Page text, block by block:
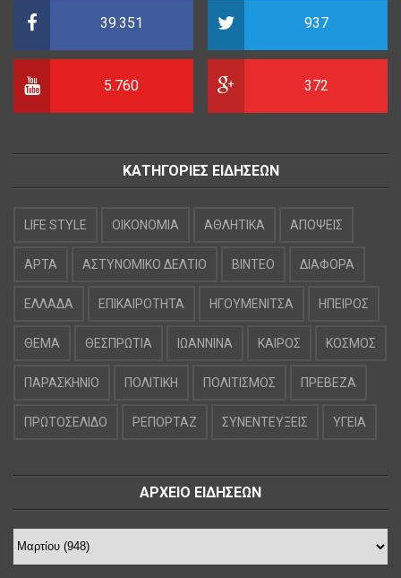
39.351 937
5.760 372
ΚΑΤΗΓΟΡΙΕΣ ΕΙΔΗΣΕΩΝ
LIFE STYLE OIKONOMIA ΑΘΛΗΤΙΚΑ ΑΠΟΨΕΙΣ
ΑΡΤΑ ΑΣΤΥΝΟΜΙΚΟ ΔΕΛΤΙΟ ΒΙΝΤΕΟ ΔΙΑΦΟΡΑ
ΕΛΛΑΔΑ ΕΠΙΚΑΙΡΟΤΗΤΑ ΗΓΟΥΜΕΝΙΤΣΑ ΗΠΕΙΡΟΣ
ΘΕΜΑ ΘΕΣΠΡΩΤΙΑ ΙΩΑΝΝΙΝΑ ΚΑΙΡΟΣ ΚΟΣΜΟΣ
ΠΑΡΑΣΚΗΝΙΟ ΠΟΛΙΤΙΚΗ ΠΟΛΙΤΙΣΜΟΣ ΠΡΕΒΕΖΑ
ΠΡΩΤΟΣΕΛΙΔΟ ΡΕΠΟΡΤΑΖ ΣΥΝΕΝΤΕΥΞΕΙΣ ΥΓΕΙΑ
ΑΡΧΕΙΟ ΕΙΔΗΣΕΩΝ